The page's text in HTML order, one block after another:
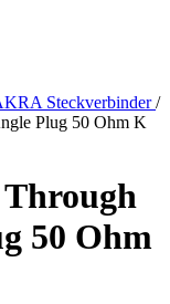
Steckverbinder/
Plug 50 Ohm K
50 Ohm